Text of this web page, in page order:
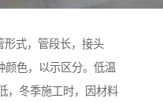
形式，管段长，接头
颜色，以示区分。低温
，冬季施工时，因材料